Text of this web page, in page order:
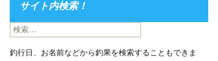
サイト内検索！
検
索:
釣行日、お名前などから釣果を検索することもできま